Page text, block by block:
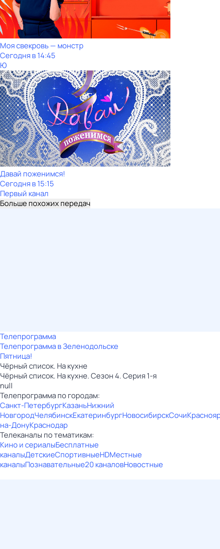
Моя свекровь — монстр
Сегодня в 14:45
Ю
Давай поженимся!
Сегодня в 15:15
Первый канал
Больше похожих передач
Телепрограмма
Телепрограмма в Зеленодольске
Пятница!
Чёрный список. На кухне
Чёрный список. На кухне. Сезон 4. Серия 1-я
null
Телепрограмма по городам:
Санкт-ПетербургКазаньНижний
НовгородЧелябинскЕкатеринбургНовосибирскСочи
на-ДонуКраснодар
Телеканалы по тематикам:
Кино и сериалыБесплатные
каналыДетскиеСпортивныеHDМестные
каналыПознавательные20 каналовНовостные